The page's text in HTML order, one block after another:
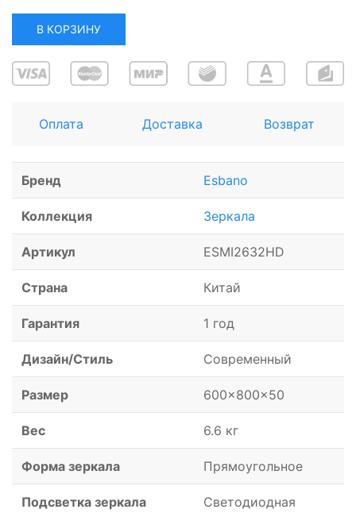
В КОРЗИНУ
Оплата Доставка Возврат
Бренд Esbano
Коллекция Зеркала
Артикул ESMI2632HD
Страна Китай
Гарантия 1 год
Дизайн/Стиль Современный
Размер 600x800x50
Вес 6.6 кг
Форма зеркала Прямоугольное
Подсветка зеркала Светодиодная